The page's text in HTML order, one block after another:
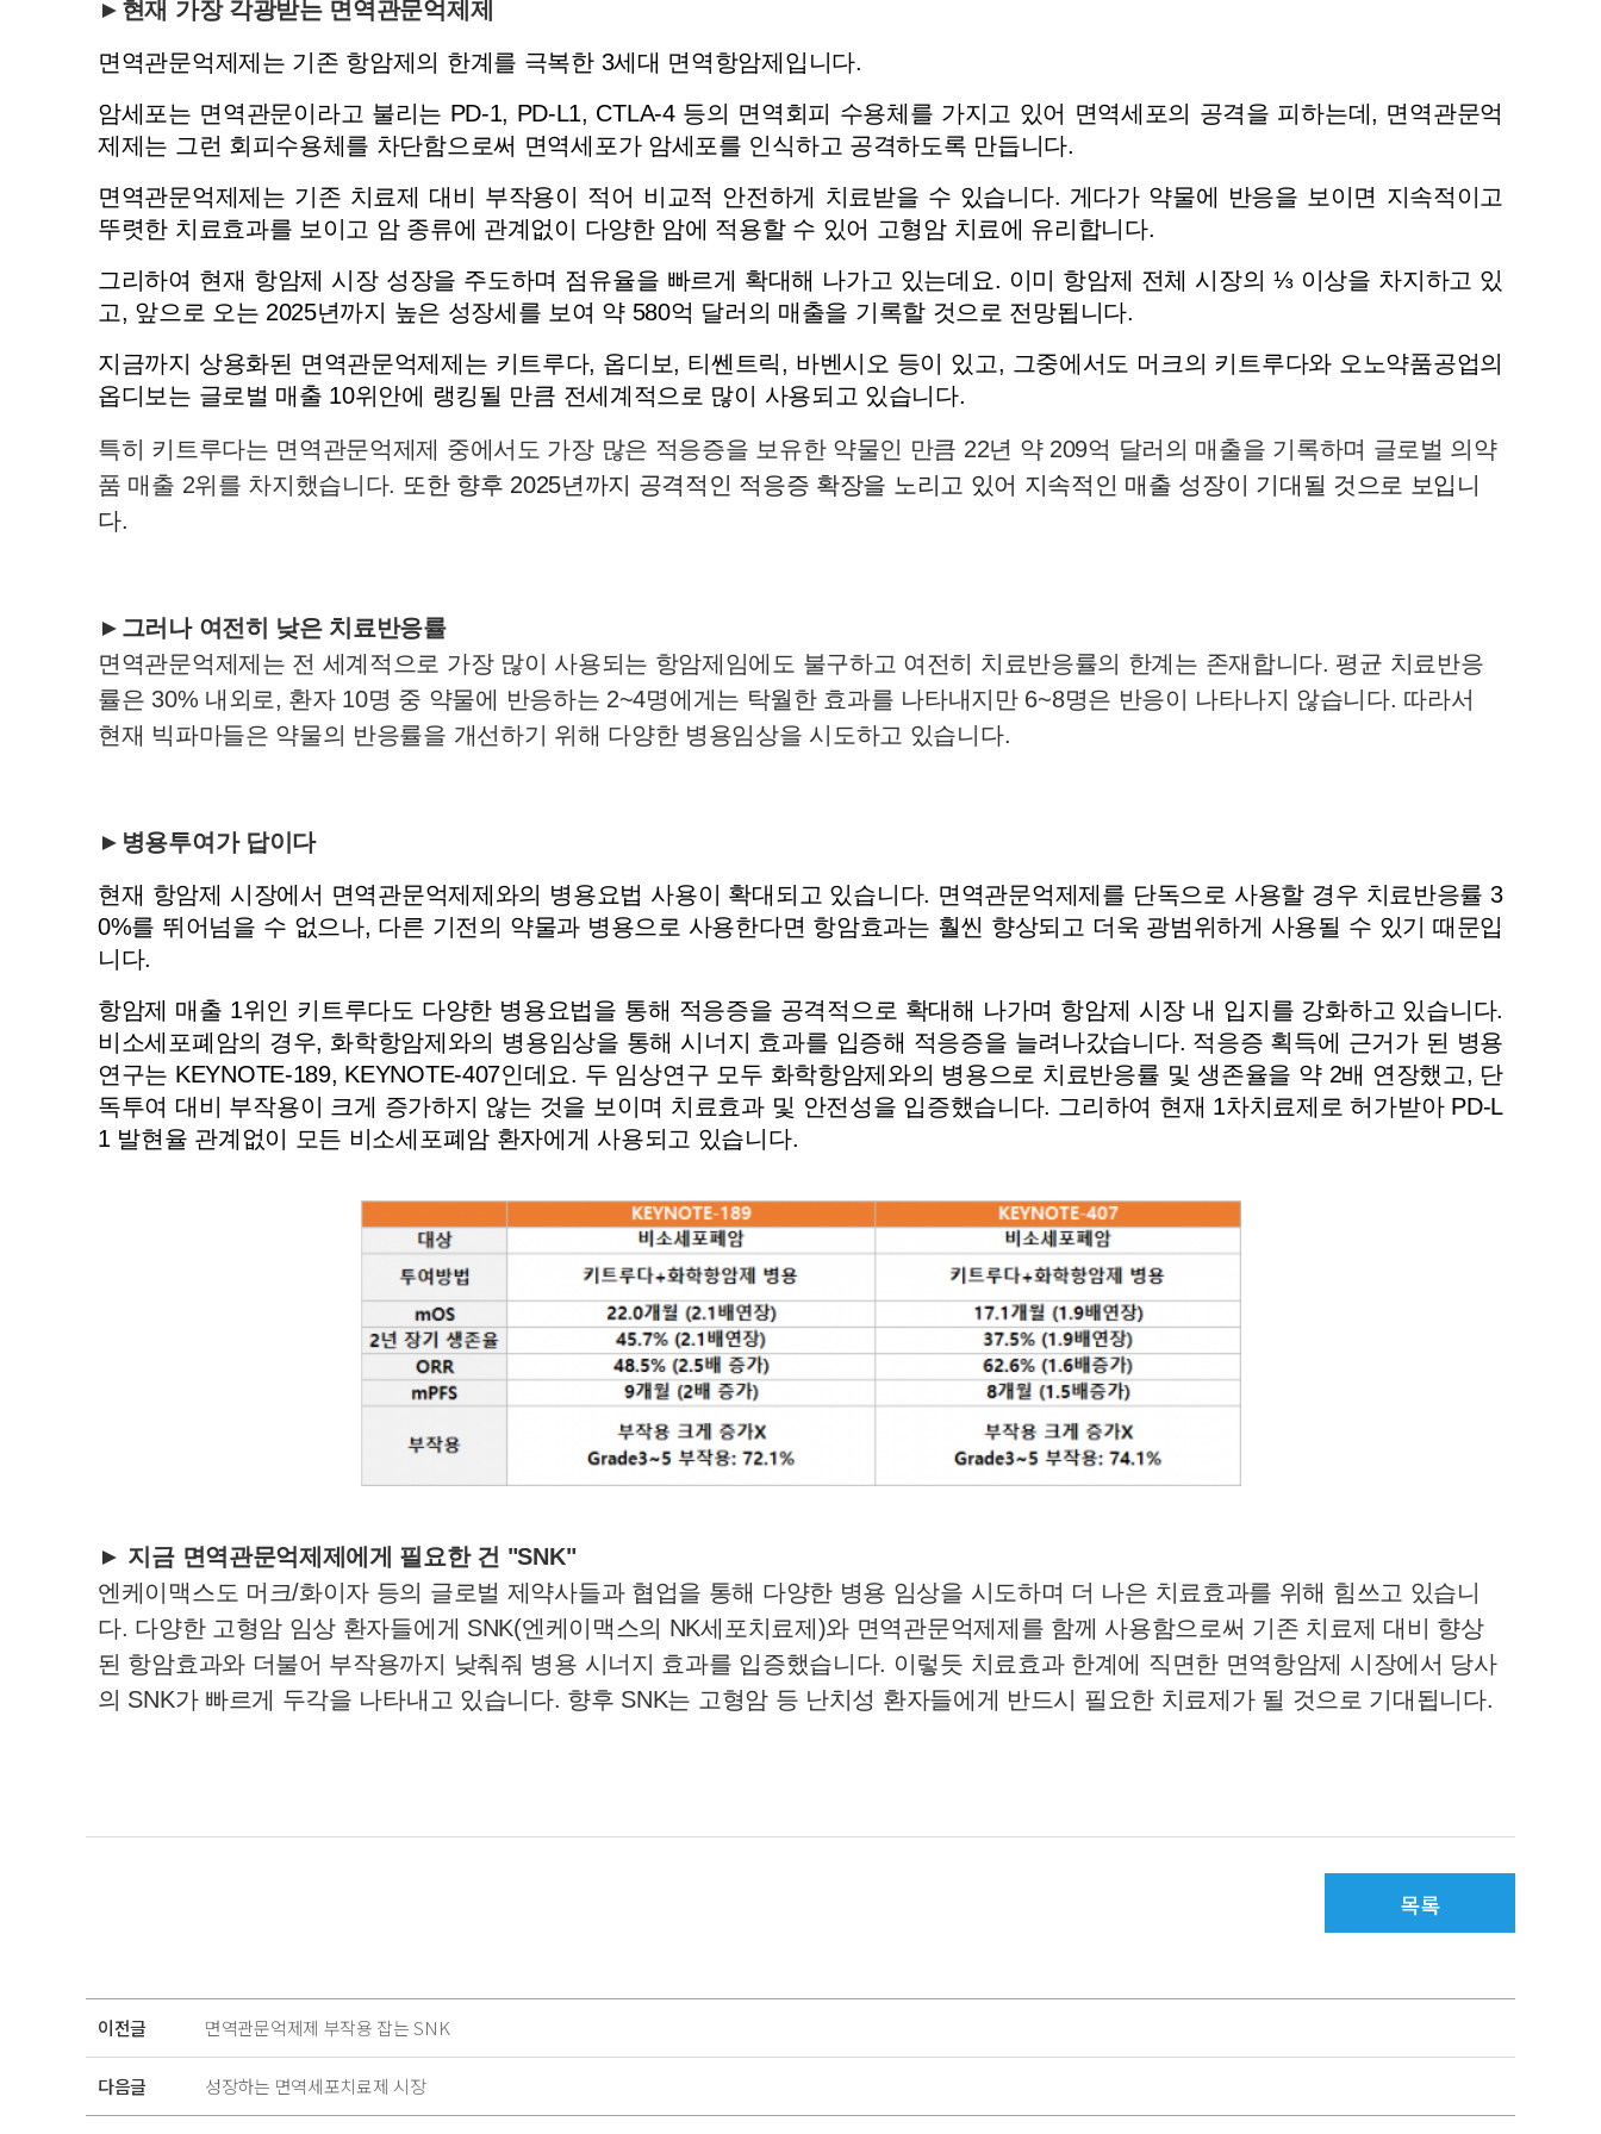
►현재 가장 각광받는 면역관문억제제
면역관문억제제는 기존 항암제의 한계를 극복한 3세대 면역항암제입니다.
암세포는 면역관문이라고 불리는 PD-1, PD-L1, CTLA-4 등의 면역회피 수용체를 가지고 있어 면역세포의 공격을 피하는데, 면역관문억
제제는 그런 회피수용체를 차단함으로써 면역세포가 암세포를 인식하고 공격하도록 만듭니다.
면역관문억제제는 기존 치료제 대비 부작용이 적어 비교적 안전하게 치료받을 수 있습니다. 게다가 약물에 반응을 보이면 지속적이고
뚜렷한 치료효과를 보이고 암 종류에 관계없이 다양한 암에 적용할 수 있어 고형암 치료에 유리합니다.
그리하여 현재 항암제 시장 성장을 주도하며 점유율을 빠르게 확대해 나가고 있는데요. 이미 항암제 전체 시장의 ⅓ 이상을 차지하고 있
고, 앞으로 오는 2025년까지 높은 성장세를 보여 약 580억 달러의 매출을 기록할 것으로 전망됩니다.
지금까지 상용화된 면역관문억제제는 키트루다, 옵디보, 티쎈트릭, 바벤시오 등이 있고, 그중에서도 머크의 키트루다와 오노약품공업의
옵디보는 글로벌 매출 10위안에 랭킹될 만큼 전세계적으로 많이 사용되고 있습니다.
특히 키트루다는 면역관문억제제 중에서도 가장 많은 적응증을 보유한 약물인 만큼 22년 약 209억 달러의 매출을 기록하며 글로벌 의약
품 매출 2위를 차지했습니다. 또한 향후 2025년까지 공격적인 적응증 확장을 노리고 있어 지속적인 매출 성장이 기대될 것으로 보입니
다.
►그러나 여전히 낮은 치료반응률
면역관문억제제는 전 세계적으로 가장 많이 사용되는 항암제임에도 불구하고 여전히 치료반응률의 한계는 존재합니다. 평균 치료반응
률은 30% 내외로, 환자 10명 중 약물에 반응하는 2~4명에게는 탁월한 효과를 나타내지만 6~8명은 반응이 나타나지 않습니다. 따라서
현재 빅파마들은 약물의 반응률을 개선하기 위해 다양한 병용임상을 시도하고 있습니다.
►병용투여가 답이다
현재 항암제 시장에서 면역관문억제제와의 병용요법 사용이 확대되고 있습니다. 면역관문억제제를 단독으로 사용할 경우 치료반응률 3
0%를 뛰어넘을 수 없으나, 다른 기전의 약물과 병용으로 사용한다면 항암효과는 훨씬 향상되고 더욱 광범위하게 사용될 수 있기 때문입
니다.
항암제 매출 1위인 키트루다도 다양한 병용요법을 통해 적응증을 공격적으로 확대해 나가며 항암제 시장 내 입지를 강화하고 있습니다.
비소세포폐암의 경우, 화학항암제와의 병용임상을 통해 시너지 효과를 입증해 적응증을 늘려나갔습니다. 적응증 획득에 근거가 된 병용
연구는 KEYNOTE-189, KEYNOTE-407인데요. 두 임상연구 모두 화학항암제와의 병용으로 치료반응률 및 생존율을 약 2배 연장했고, 단
독투여 대비 부작용이 크게 증가하지 않는 것을 보이며 치료효과 및 안전성을 입증했습니다. 그리하여 현재 1차치료제로 허가받아 PD-L
1 발현율 관계없이 모든 비소세포폐암 환자에게 사용되고 있습니다.
► 지금 면역관문억제제에게 필요한 건 "SNK"
엔케이맥스도 머크/화이자 등의 글로벌 제약사들과 협업을 통해 다양한 병용 임상을 시도하며 더 나은 치료효과를 위해 힘쓰고 있습니
다. 다양한 고형암 임상 환자들에게 SNK(엔케이맥스의 NK세포치료제)와 면역관문억제제를 함께 사용함으로써 기존 치료제 대비 향상
된 항암효과와 더불어 부작용까지 낮춰줘 병용 시너지 효과를 입증했습니다. 이렇듯 치료효과 한계에 직면한 면역항암제 시장에서 당사
목록
이전글 면역관문억제제 부작용 잡는 SNK
다음글 성장하는 면역세포치료제 시장